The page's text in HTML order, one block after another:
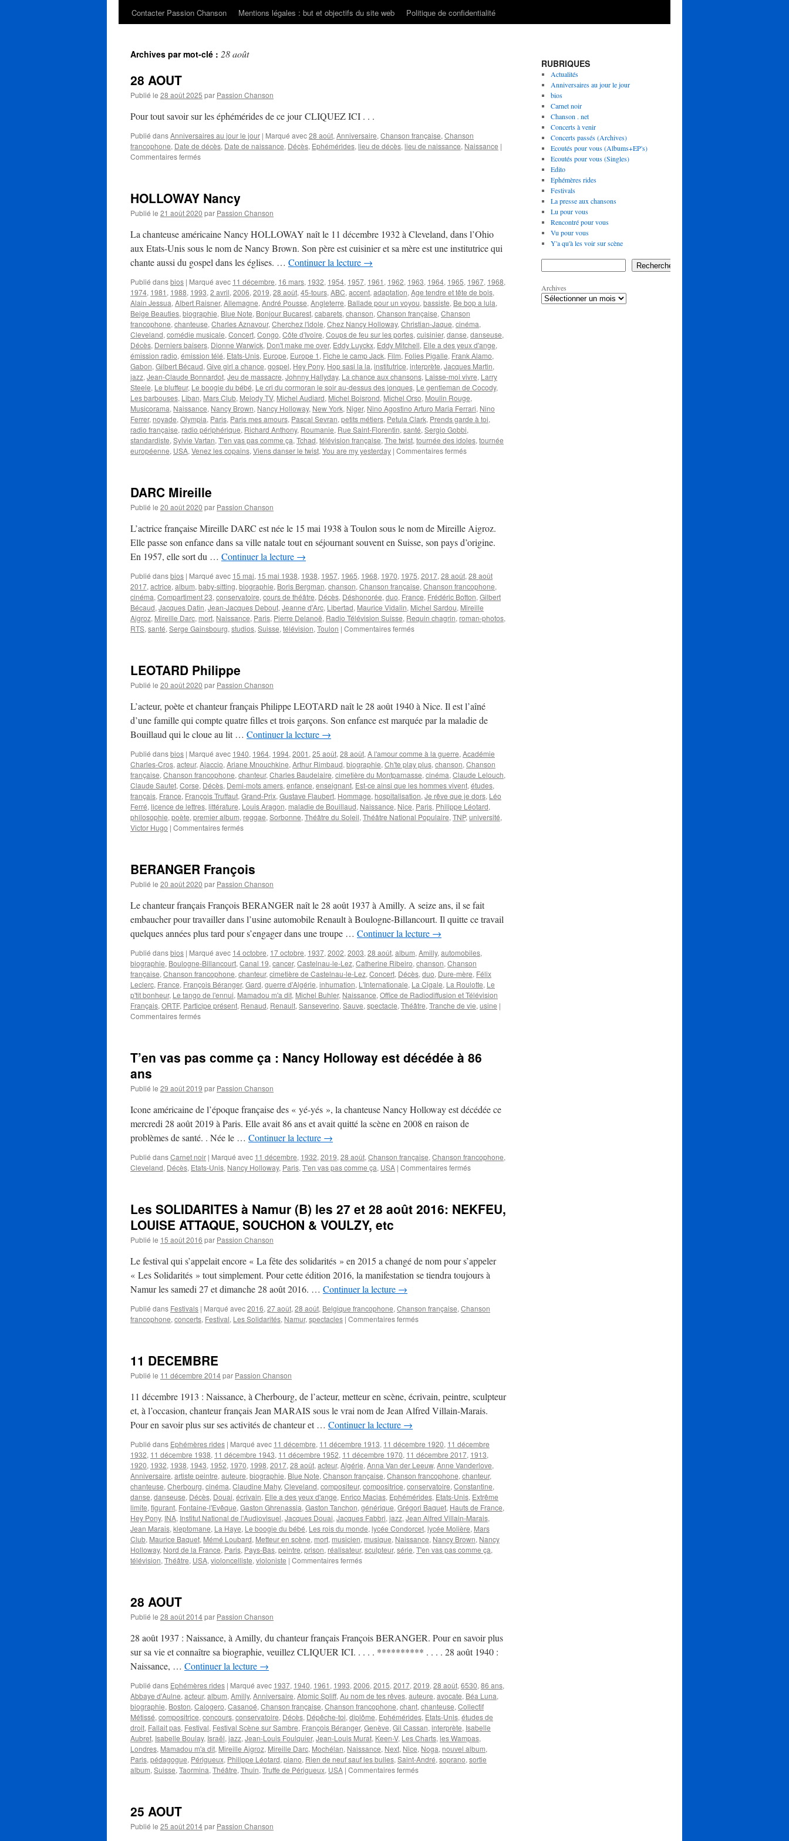
Contacter Passion Chanson
Mentions légales : but et objectifs du site web Politique de confidentialité
Archives par mot-clé : 28 août
28 AOUT
Publié le 28 août 2025 par Passion Chanson
Pour tout savoir sur les éphémérides de ce jour CLIQUEZ ICI . . .
Publié dansAnniversaires au jour le jour | Marqué avec28 août, Anniversaire, Chanson française, Chanson
francophone, Date de décès, Date de naissance, Décès, Ephémérides, lieu de décès, lieu de naissance, Naissance |
Commentaires ferméssur
HOLLOWAY Nancy
Publié le 21 août 2020 par Passion Chanson
La chanteuse américaine Nancy HOLLOWAY naît le 11 décembre 1932 à Cleveland, dans l’Ohio
aux Etats-Unis sous le nom de Nancy Brown. Son père est cuisinier et sa mère est une institutrice qui
chante aussi du gospel dans les églises. … Continuer la lecture →
Publié dansbios | Marqué avec 11 décembre, 16 mars, 1932, 1954, 1957, 1961 , 1962, 1963, 1964, 1965, 1967, 1968,
1974, 1981 , 1988, 1993, 2 avril, 2006, 2019, 28 août, 45-tours, ABC, accent, adaptation, Age tendre et tête de bois,
Alain Jessua, Albert Raisner, Allemagne, André Pousse, Angleterre, Ballade pour un voyou, bassiste, Be bop a lula,
Beige Beauties, biographie, Blue Note, Bonjour Bucarest, cabarets, chanson, Chanson française, Chanson
francophone, chanteuse, Charles Aznavour, Cherchez l'idole, Chez Nancy Holloway, Christian-Jaque, cinéma,
Cleveland, comédie musicale, Concert, Congo, Côte d'Ivoire, Coups de feu sur les portes, cuisinier, danse, danseuse,
Décès, Derniers baisers, Dionne Warwick, Don't make me over, Eddy Luyckx, Eddy Mitchell, Elle a des yeux d'ange,
émission radio, émission télé, Etats-Unis, Europe, Europe 1 , Fiche le camp Jack, Film, Folies Pigalle, Frank Alamo,
Gabon, Gilbert Bécaud, Give girl a chance, gospel, Hey Pony, Hop sasi la la, institutrice, interprète, Jacques Martin,
jazz, Jean-Claude Bonnardot, Jeu de massacre, Johnny Hallyday, La chance aux chansons, Laisse-moi vivre, Larry
Steele, Le bluffeur, Le boogie du bébé, Le cri du cormoran le soir au-dessus des jonques, Le gentleman de Cocody,
Les barbouses, Liban, Mars Club, Melody TV, Michel Audiard, Michel Boisrond, Michel Orso, Moulin Rouge,
Musicorama, Naissance, Nancy Brown, Nancy Holloway, New York, Niger, Nino Agostino Arturo Maria Ferrari, Nino
Ferrer, noyade, Olympia, Paris, Paris mes amours, Pascal Sevran, petits métiers, Petula Clark, Prends garde à toi,
radio française, radio périphérique, Richard Anthony, Roumanie, Rue Saint-Florentin, santé, Sergio Gobbi,
standardiste, Sylvie Vartan, T'en vas pas comme ça, Tchad, télévision française, The twist, tournée des idoles, tournée
européenne, USA, Venez les copains, Viens danser le twist, You are my yesterday | Commentaires ferméssur
DARC Mireille
Publié le 20 août 2020 par Passion Chanson
L’actrice française Mireille DARC est née le 15 mai 1938 à Toulon sous le nom de Mireille Aigroz.
Elle passe son enfance dans sa ville natale tout en séjournant souvent en Suisse, son pays d’origine.
En 1957, elle sort du … Continuer la lecture →
Publié dansbios | Marqué avec 15 mai, 15 mai 1938, 1938, 1957, 1965, 1968, 1970, 1975, 2017, 28 août, 28 août
2017, actrice, album, baby-sitting, biographie, Boris Bergman, chanson, Chanson française, Chanson francophone,
cinéma, Compartiment 23, conservatoire, cours de théâtre, Décès, Déshonorée, duo, France, Frédéric Botton, Gilbert
Bécaud, Jacques Datin, Jean-Jacques Debout, Jeanne d'Arc, Libertad, Maurice Vidalin, Michel Sardou, Mireille
Aigroz, Mireille Darc, mort, Naissance, Paris, Pierre Delanoë, Radio Télévision Suisse, Requin chagrin, roman-photos,
RTS, santé, Serge Gainsbourg, studios, Suisse, télévision, Toulon | Commentaires ferméssur
LEOTARD Philippe
Publié le 20 août 2020 par Passion Chanson
L’acteur, poète et chanteur français Philippe LEOTARD naît le 28 août 1940 à Nice. Il est l’aîné
d’une famille qui compte quatre filles et trois garçons. Son enfance est marquée par la maladie de
Bouillaud qui le cloue au lit … Continuer la lecture →
Publié dansbios | Marqué avec 1940, 1964, 1994, 2001 , 25 août, 28 août, A l'amour comme à la guerre, Académie
Charles-Cros, acteur, Ajaccio, Ariane Mnouchkine, Arthur Rimbaud, biographie, Ch'te play plus, chanson, Chanson
française, Chanson francophone, chanteur, Charles Baudelaire, cimetière du Montparnasse, cinéma, Claude Lelouch,
Claude Sautet, Corse, Décès, Demi-mots amers, enfance, enseignant, Est-ce ainsi que les hommes vivent, études,
français, France, François Truffaut, Grand-Prix, Gustave Flaubert, Hommage, hospitalisation, Je rêve que je dors, Léo
Ferré, licence de lettres, littérature, Louis Aragon, maladie de Bouillaud, Naissance, Nice, Paris, Philippe Léotard,
philosophie, poète, premier album, reggae, Sorbonne, Théâtre du Soleil, Théâtre National Populaire, TNP, université,
Victor Hugo | Commentaires ferméssur
BERANGER François
Publié le 20 août 2020 par Passion Chanson
Le chanteur français François BERANGER naît le 28 août 1937 à Amilly. A seize ans, il se fait
embaucher pour travailler dans l’usine automobile Renault à Boulogne-Billancourt. Il quitte ce travail
quelques années plus tard pour s’engager dans une troupe … Continuer la lecture →
Publié dansbios | Marqué avec 14 octobre, 17 octobre, 1937, 2002, 2003, 28 août, album, Amilly, automobiles,
biographie, Boulogne-Billancourt, Canal 19, cancer, Castelnau-le-Lez, Catherine Ribeiro, chanson, Chanson
française, Chanson francophone, chanteur, cimetière de Castelnau-le-Lez, Concert, Décès, duo, Dure-mère, Félix
Leclerc, France, François Béranger, Gard, guerre d'Algérie, inhumation, L'Internationale, La Cigale, La Roulotte, Le
p'tit bonheur, Le tango de l'ennui, Mamadou m'a dit, Michel Buhler, Naissance, Office de Radiodiffusion et Télévision
Français, ORTF, Participe présent, Renaud, Renault, Sanseverino, Sauve, spectacle, Théâtre, Tranche de vie, usine |
Commentaires ferméssur
T’en vas pas comme ça : Nancy Holloway est décédée à 86
ans
Publié le 29 août 2019 par Passion Chanson
Icone américaine de l’époque française des « yé-yés », la chanteuse Nancy Holloway est décédée ce
mercredi 28 août 2019 à Paris. Elle avait 86 ans et avait quitté la scène en 2008 en raison de
problèmes de santé. . Née le … Continuer la lecture →
Publié dansCarnet noir | Marqué avec 11 décembre, 1932, 2019, 28 août, Chanson française, Chanson francophone,
Cleveland, Décès, Etats-Unis, Nancy Holloway, Paris, T'en vas pas comme ça, USA | Commentaires ferméssur
comme
est
décédée
Les SOLIDARITES à Namur (B) les 27 et 28 août 2016: NEKFEU,
LOUISE ATTAQUE, SOUCHON & VOULZY, etc
Publié le 15 août 2016 par Passion Chanson
Le festival qui s’appelait encore « La fête des solidarités » en 2015 a changé de nom pour s’appeler
« Les Solidarités » tout simplement. Pour cette édition 2016, la manifestation se tiendra toujours à
Namur les samedi 27 et dimanche 28 août 2016. … Continuer la lecture →
Publié dans Festivals | Marqué avec2016, 27 août, 28 août, Belgique francophone, Chanson française, Chanson
francophone, concerts, Festival, Les Solidarités, Namur, spectacles | Commentaires ferméssur
27
et
28
NEKFEU,
LOUISE
ATTAQUE,
SOUCHON
&
VOULZY,
etc
11 DECEMBRE
Publié le 11 décembre 2014par Passion Chanson
11 décembre 1913 : Naissance, à Cherbourg, de l’acteur, metteur en scène, écrivain, peintre, sculpteur
et, à l’occasion, chanteur français Jean MARAIS sous le vrai nom de Jean Alfred Villain-Marais.
Pour en savoir plus sur ses activités de chanteur et … Continuer la lecture →
Publié dans Ephémères rides | Marqué avec 11 décembre, 11 décembre 1913, 11 décembre 1920, 11 décembre
1932, 11 décembre 1938, 11 décembre 1943, 11 décembre 1952, 11 décembre 1970, 11 décembre 2017, 1913,
1920, 1932, 1938, 1943, 1952, 1970, 1998, 2017, 28 août, acteur, Algérie, Anna Van der Leeuw, Anne Vanderlove,
Anniversaire, artiste peintre, auteure, biographie, Blue Note, Chanson française, Chanson francophone, chanteur,
chanteuse, Cherbourg, cinéma, Claudine Mahy, Cleveland, compositeur, compositrice, conservatoire, Constantine,
danse, danseuse, Décès, Douai, écrivain, Elle a des yeux d'ange, Enrico Macias, Ephémérides, Etats-Unis, Extrême
limite, figurant, Fontaine-l'Evêque, Gaston Ghrenassia, Gaston Tanchon, générique, Grégori Baquet, Hauts de France,
Hey Pony, INA, Institut National de l'Audiovisuel, Jacques Douai, Jacques Fabbri, jazz, Jean Alfred Villain-Marais,
Jean Marais, kleptomane, La Haye, Le boogie du bébé, Les rois du monde, lycée Condorcet, lycée Molière, Mars
Club, Maurice Baquet, Mémé Loubard, Metteur en scène, mort, musicien, musique, Naissance, Nancy Brown, Nancy
Holloway, Nord de la France, Paris, Pays-Bas, peintre, prison, réalisateur, sculpteur, série, T'en vas pas comme ça,
télévision, Théâtre, USA, violoncelliste, violoniste | Commentaires ferméssur
28 AOUT
Publié le 28 août 2014par Passion Chanson
28 août 1937 : Naissance, à Amilly, du chanteur français François BERANGER. Pour en savoir plus
sur sa vie et connaître sa biographie, veuillez CLIQUER ICI. . . . . ********** . . . . 28 août 1940 :
Naissance, … Continuer la lecture →
Publié dans Ephémères rides | Marqué avec 1937, 1940, 1961 , 1993, 2006, 2015, 2017, 2019, 28 août, 6530, 86 ans,
Abbaye d'Aulne, acteur, album, Amilly, Anniversaire, Atomic Spliff, Au nom de tes rêves, auteure, avocate, Béa Luna,
biographie, Boston, Calogero, Casanoé, Chanson française, Chanson francophone, chant, chanteuse, Collectif
Métissé, compositrice, concours, conservatoire, Décès, Dépêche-toi, diplôme, Ephémérides, Etats-Unis, études de
droit, Fallait pas, Festival, Festival Scène sur Sambre, François Béranger, Genève, Gil Cassan, interprète, Isabelle
Aubret, Isabelle Boulay, Israël, jazz, Jean-Louis Foulquier, Jean-Louis Murat, Keen-V, Les Charts, les Wampas,
Londres, Mamadou m'a dit, Mireille Aigroz, Mireille Darc, Mochélan, Naissance, Next, Nice, Noga, nouvel album,
Paris, pédagogue, Périgueux, Philippe Léotard, piano, Rien de neuf sauf les bulles, Saint-André, soprano, sortie
album, Suisse, Taormina, Théâtre, Thuin, Truffe de Périgueux, USA | Commentaires ferméssur
25 AOUT
Publié le 25 août 2014par Passion Chanson
RUBRIQUES
Actualités
Anniversaires au jour le jour
bios
Carnet noir
Chanson . net
Concerts à venir
Concerts passés (Archives)
Ecoutés pour vous (Albums+EP's)
Ecoutés pour vous (Singles)
Edito
Ephémères rides
Festivals
La presse aux chansons
Lu pour vous
Rencontré pour vous
Vu pour vous
Y'a qu'à les voir sur scène
Rechercher
Archives